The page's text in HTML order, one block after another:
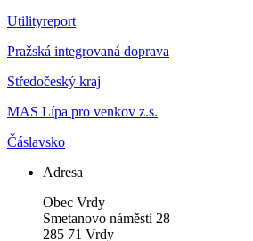
Utilityreport
Pražská integrovaná doprava
Středočeský kraj
MAS Lípa pro venkov z.s.
Čáslavsko
Adresa
Obec Vrdy
Smetanovo náměstí 28
285 71 Vrdy